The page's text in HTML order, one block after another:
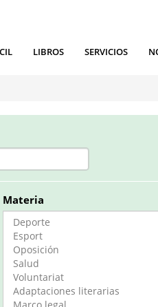
LIBROS SERVICIOS
Materia